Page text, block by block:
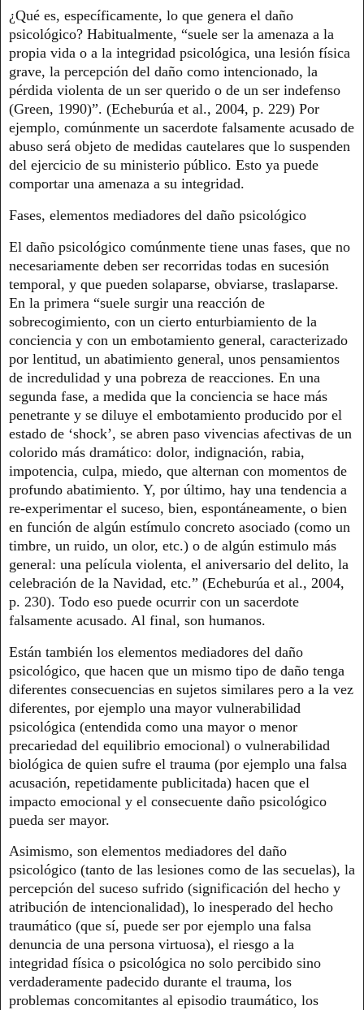
¿Qué es, específicamente, lo que genera el daño
psicológico? Habitualmente, “suele ser la amenaza a la
propia vida o a la integridad psicológica, una lesión física
grave, la percepción del daño como intencionado, la
pérdida violenta de un ser querido o de un ser indefenso
(Green, 1990)”. (Echeburúa et al., 2004, p. 229) Por
ejemplo, comúnmente un sacerdote falsamente acusado de
abuso será objeto de medidas cautelares que lo suspenden
del ejercicio de su ministerio público. Esto ya puede
comportar una amenaza a su integridad.
Fases, elementos mediadores del daño psicológico
El daño psicológico comúnmente tiene unas fases, que no
necesariamente deben ser recorridas todas en sucesión
temporal, y que pueden solaparse, obviarse, traslaparse.
En la primera “suele surgir una reacción de
sobrecogimiento, con un cierto enturbiamiento de la
conciencia y con un embotamiento general, caracterizado
por lentitud, un abatimiento general, unos pensamientos
de incredulidad y una pobreza de reacciones. En una
segunda fase, a medida que la conciencia se hace más
penetrante y se diluye el embotamiento producido por el
estado de ‘shock’, se abren paso vivencias afectivas de un
colorido más dramático: dolor, indignación, rabia,
impotencia, culpa, miedo, que alternan con momentos de
profundo abatimiento. Y, por último, hay una tendencia a
re-experimentar el suceso, bien, espontáneamente, o bien
en función de algún estímulo concreto asociado (como un
timbre, un ruido, un olor, etc.) o de algún estimulo más
general: una película violenta, el aniversario del delito, la
celebración de la Navidad, etc.” (Echeburúa et al., 2004,
p. 230). Todo eso puede ocurrir con un sacerdote
falsamente acusado. Al final, son humanos.
Están también los elementos mediadores del daño
psicológico, que hacen que un mismo tipo de daño tenga
diferentes consecuencias en sujetos similares pero a la vez
diferentes, por ejemplo una mayor vulnerabilidad
psicológica (entendida como una mayor o menor
precariedad del equilibrio emocional) o vulnerabilidad
biológica de quien sufre el trauma (por ejemplo una falsa
acusación, repetidamente publicitada) hacen que el
impacto emocional y el consecuente daño psicológico
pueda ser mayor.
Asimismo, son elementos mediadores del daño
psicológico (tanto de las lesiones como de las secuelas), la
percepción del suceso sufrido (significación del hecho y
atribución de intencionalidad), lo inesperado del hecho
traumático (que sí, puede ser por ejemplo una falsa
denuncia de una persona virtuosa), el riesgo a la
integridad física o psicológica no solo percibido sino
verdaderamente padecido durante el trauma, los
problemas concomitantes al episodio traumático, los